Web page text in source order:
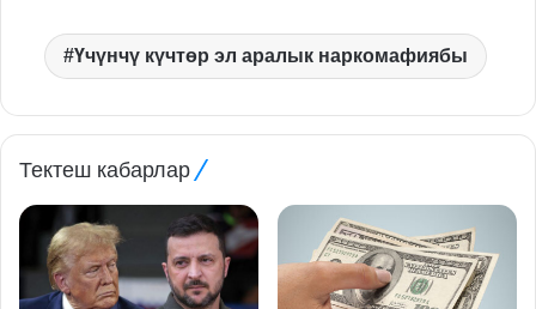
Үчүнчү күчтөр эл аралык наркомафиябы
Тектеш кабарлар